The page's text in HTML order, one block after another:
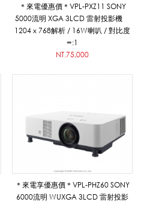
＊來電優惠價＊VPL-PXZ11 SONY
5000流明 XGA 3LCD 雷射投影機
1204 x 768解析 / 16W喇叭 / 對比度
∞:1
NT.75,000
＊來電享優惠價＊VPL-PHZ60 SONY
6000流明 WUXGA 3LCD 雷射投影